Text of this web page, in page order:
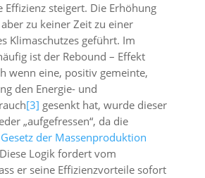
Effizienz steigert. Die Erhöhung
zu keiner Zeit zu einer
Klimaschutzes geführt. Im
ist der Rebound – Effekt
wenn eine, positiv gemeinte,
den Energie- und
[3] gesenkt hat, wurde dieser
„aufgefressen“, da die
Gesetz der Massenproduktion
Logik fordert vom
er seine Effizienzvorteile sofort